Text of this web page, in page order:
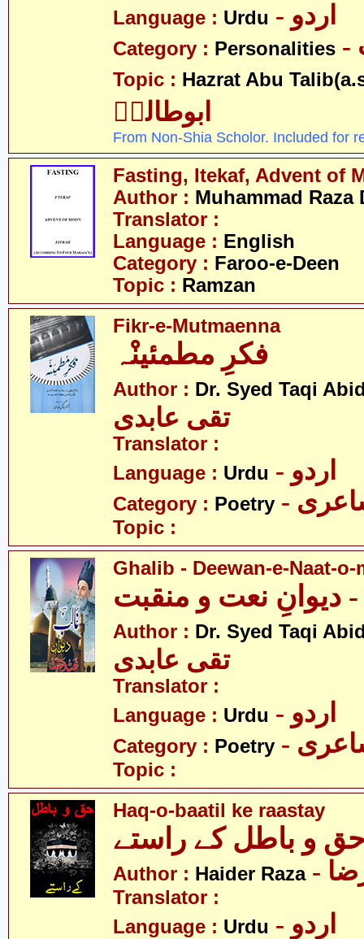
Language : Urdu - اردو
Category : Personalities
Topic : Hazrat Abu
ابوطالبؑ
From Non-Shia Scholor. Included for
Fasting, Itekaf, Advent of
Author : Muhammad Raza
Translator :
Language : English
Category : Faroo-e-Deen
Topic : Ramzan
Fikr-e-Mutmaenna
فکرِ مطمئینْہ
Author : Dr. Syed Taqi
تقی عابدی
Translator :
Language : Urdu - اردو
Category : Poetry
Topic :
Ghalib - Deewan-e-Naat-o-
دیوانِ نعت و منقبت
Author : Dr. Syed Taqi
تقی عابدی
Translator :
Language : Urdu - اردو
Category : Poetry
Topic :
Haq-o-baatil ke raastay
و باطل کے راستے
Author : Haider Raza
Translator :
Language : Urdu - اردو